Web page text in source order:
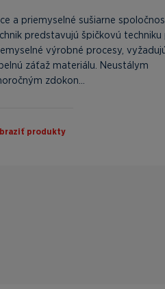
a priemyselné sušiarne
predstavujú špičkovú techniku
výrobné procesy,
záťaž materiálu. Neustálym
zdokon...
produkty